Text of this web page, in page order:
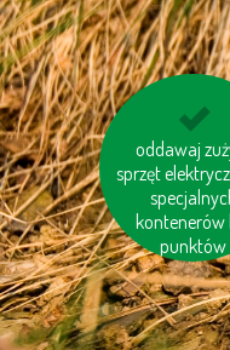
oddawaj
sprzęt
kontenerów
punktów
unikaj